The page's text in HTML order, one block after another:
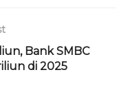
Bank SMBC
di 2025